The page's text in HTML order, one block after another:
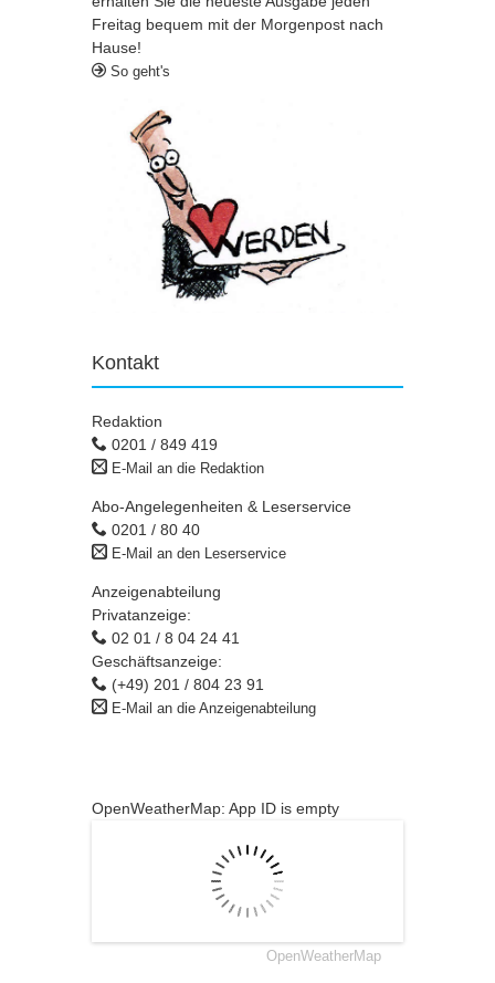
Freitag bequem mit der Morgenpost nach
Hause!
So geht's
Kontakt
Redaktion
0201 / 849 419
E-Mail an die Redaktion
Abo-Angelegenheiten & Leserservice
0201 / 80 40
E-Mail an den Leserservice
Anzeigenabteilung
Privatanzeige:
02 01 / 8 04 24 41
Geschäftsanzeige:
(+49) 201 / 804 23 91
E-Mail an die Anzeigenabteilung
OpenWeatherMap: App ID is empty
OpenWeatherMap